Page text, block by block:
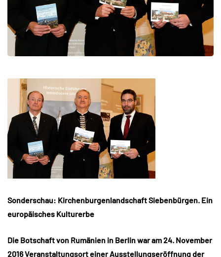
Sonderschau: Kirchenburgenlandschaft Siebenbürgen. Ein
europäisches Kulturerbe
Die Botschaft von Rumänien in Berlin war am 24. November
2016 Veranstaltungsort einer Ausstellungseröffnung der